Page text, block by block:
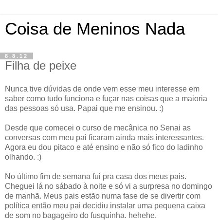
Coisa de Meninos Nada
8.8.12
Filha de peixe
Nunca tive dúvidas de onde vem esse meu interesse em
saber como tudo funciona e fuçar nas coisas que a maioria
das pessoas só usa. Papai que me ensinou. :)
Desde que comecei o curso de mecânica no Senai as
conversas com meu pai ficaram ainda mais interessantes.
Agora eu dou pitaco e até ensino e não só fico do ladinho
olhando. :)
No último fim de semana fui pra casa dos meus pais.
Cheguei lá no sábado à noite e só vi a surpresa no domingo
de manhã. Meus pais estão numa fase de se divertir com
política então meu pai decidiu instalar uma pequena caixa
de som no bagageiro do fusquinha. hehehe.